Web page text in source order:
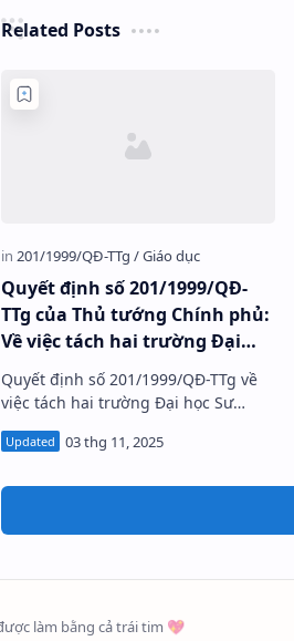
Related Posts
Quyết định số 201/1999/QĐ-
TTg của Thủ tướng Chính phủ:
Về việc tách hai trường Đại
học Sư phạm khỏi hai Đại học
Quốc gia.
Quyết định số 201/1999/QĐ-TTg về
việc tách hai trường Đại học Sư
phạm khỏi Đại học Quốc gia Số hiệu
201/1999/QĐ-TTg Loại văn bản